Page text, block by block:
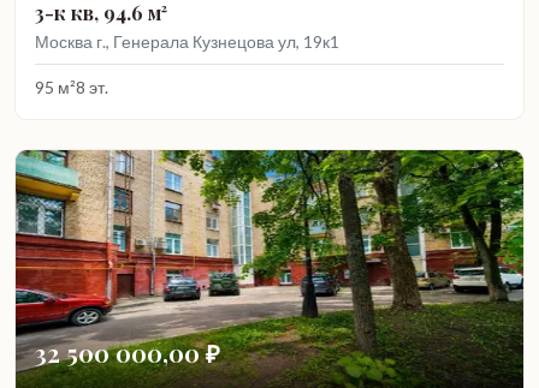
3-к кв, 94.6 м²
Москва г., Генерала Кузнецова ул, 19к1
95 м²8 эт.
32 500 000,00 ₽